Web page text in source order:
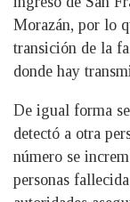
Morazán, por lo
transición de la
donde hay
De igual forma
detectó a otra
número se
personas